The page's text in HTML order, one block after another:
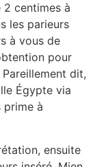
2 centimes à
les parieurs
à vous de
pour
Pareillement dit,
Égypte via
prime à
ensuite